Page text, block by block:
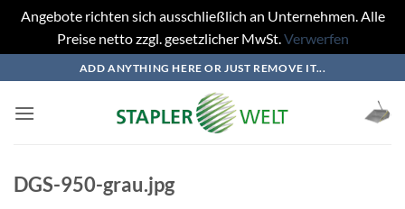
Angebote richten sich ausschließlich an Unternehmen. Alle
Preise netto zzgl. gesetzlicher MwSt.Verwerfen
Inhalt
springen
ADD ANYTHING HERE OR JUST REMOVE IT...
DGS-950-grau.jpg